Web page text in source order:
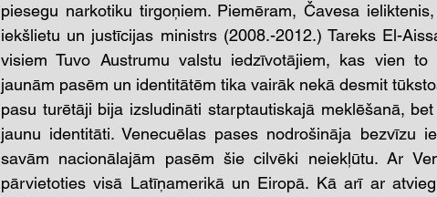
piesegu narkotiku tirgoņiem. Piemēram, Čavesa
iekšlietu un justīcijas ministrs (2008.-2012.) Tareks El-
visiem Tuvo Austrumu valstu iedzīvotājiem, kas vien
jaunām pasēm un identitātēm tika vairāk nekā desmit
pasu turētāji bija izsludināti starptautiskajā meklēšanā,
jaunu identitāti. Venecuēlas pases nodrošināja bezvīzu
savām nacionālajām pasēm šie cilvēki neiekļūtu. Ar
pārvietoties visā Latīņamerikā un Eiropā. Kā arī ar